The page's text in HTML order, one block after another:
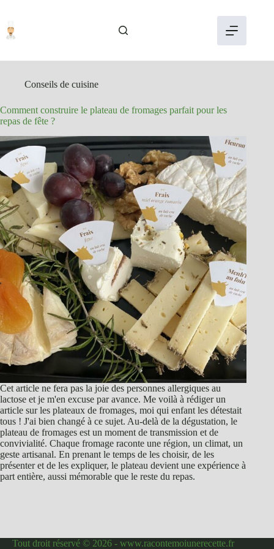
contenu
Conseils de cuisine
Comment construire le plateau de fromages parfait pour les
repas de fête ?
Cet article ne fera pas la joie des personnes allergiques au
lactose et je m'en excuse par avance. Me voilà à rédiger un
article sur les plateaux de fromages, moi qui enfant les détestait
tous ! J'ai bien changé à ce sujet. Au-delà de la dégustation, le
plateau de fromages est un moment de transmission et de
convivialité. Chaque fromage raconte une région, un climat, un
geste artisanal. En prenant le temps de les choisir, de les
présenter et de les expliquer, le plateau devient une expérience à
part entière, aussi mémorable que le reste du repas.
Tout droit réservé © 2026 - www.racontemoiunerecette.fr